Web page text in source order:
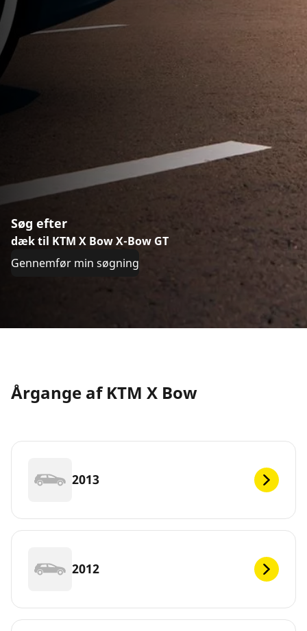
Søg efter
dæk til KTM X Bow X-Bow GT
Gennemfør min søgning
Årgange af KTM X Bow
2013
2012